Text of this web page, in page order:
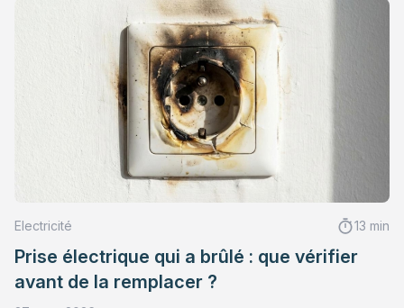
Electricité 13 min
Prise électrique qui a brûlé : que vérifier
avant de la remplacer ?